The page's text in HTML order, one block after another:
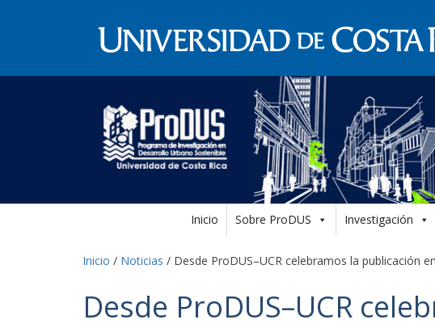
Inicio Sobre ProDUS Investigación
Inicio / Noticias / Desde ProDUS–UCR celebramos la publicación
Desde ProDUS–UCR